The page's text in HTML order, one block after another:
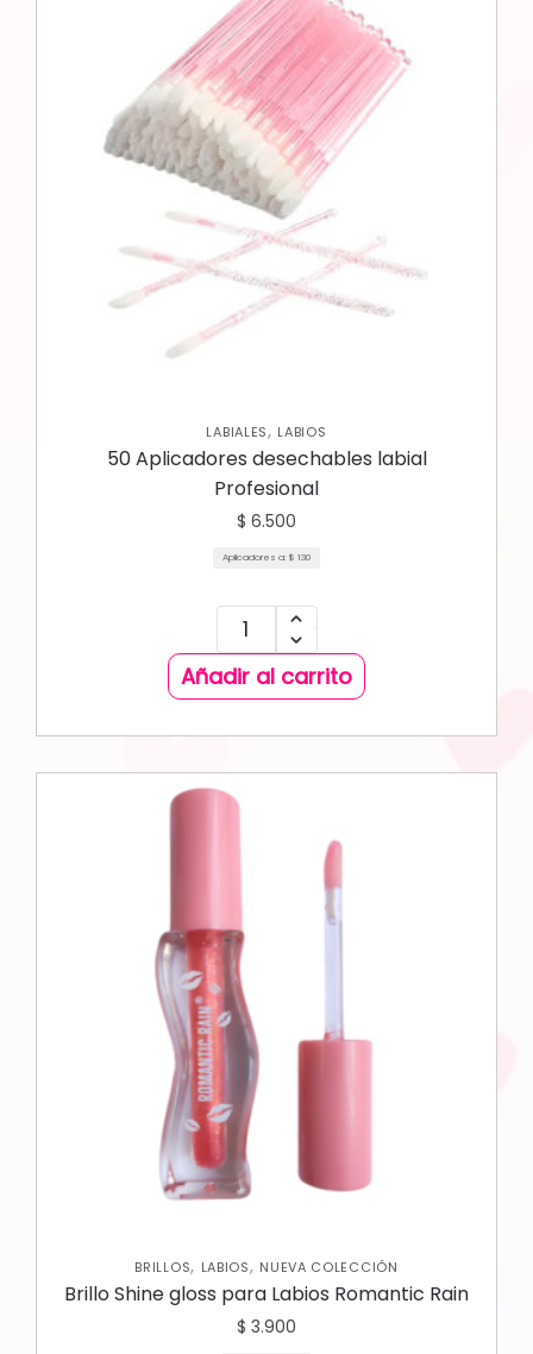
LABIALES, LABIOS
50 Aplicadores desechables labial
Profesional
$ 6.500
Aplicadores a: $ 130
Añadir al carrito
BRILLOS, LABIOS, NUEVA COLECCIÓN
Brillo Shine gloss para Labios Romantic Rain
$ 3.900